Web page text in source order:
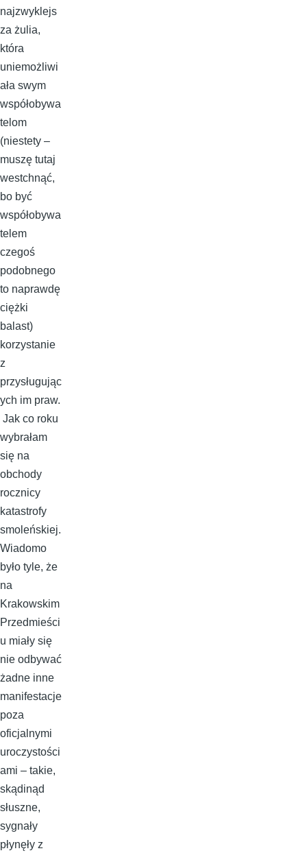
najzwyklejs
za żulia,
która
uniemożliwi
ała swym
współobywa
telom
(niestety –
muszę tutaj
westchnąć,
bo być
współobywa
telem
czegoś
podobnego
to naprawdę
ciężki
balast)
korzystanie
z
przysługując
ych im praw.
Jak co roku
wybrałam
się na
obchody
rocznicy
katastrofy
smoleńskiej.
Wiadomo
było tyle, że
na
Krakowskim
Przedmieści
u miały się
nie odbywać
żadne inne
manifestacje
poza
oficjalnymi
uroczystości
ami – takie,
skądinąd
słuszne,
sygnały
płynęły z